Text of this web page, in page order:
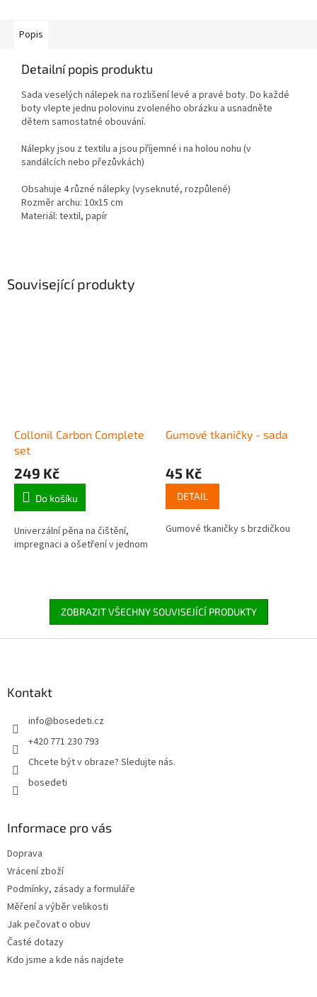
Související produkty
Collonil Carbon Complete
set
249 Kč
Do košíku
Univerzální pěna na čištění,
impregnaci a ošetření v jednom
Gumové tkaničky - sada
45 Kč
DETAIL
Gumové tkaničky s brzdičkou
ZOBRAZIT VŠECHNY SOUVISEJÍCÍ PRODUKTY
Popis
Detailní popis produktu
Sada veselých nálepek na rozlišení levé a pravé boty. Do každé
boty vlepte jednu polovinu zvoleného obrázku a usnadněte
dětem samostatné obouvání.
Nálepky jsou z textilu a jsou příjemné i na holou nohu (v
sandálcích nebo přezůvkách)
Obsahuje 4 různé nálepky (vyseknuté, rozpůlené)
Rozměr archu: 10x15 cm
Materiál: textil, papír
Kontakt
info@bosedeti.cz
+420 771 230 793
Chcete být v obraze? Sledujte nás.
bosedeti
Informace pro vás
Doprava
Vrácení zboží
Podmínky, zásady a formuláře
Měření a výběr velikosti
Jak pečovat o obuv
Časté dotazy
Kdo jsme a kde nás najdete